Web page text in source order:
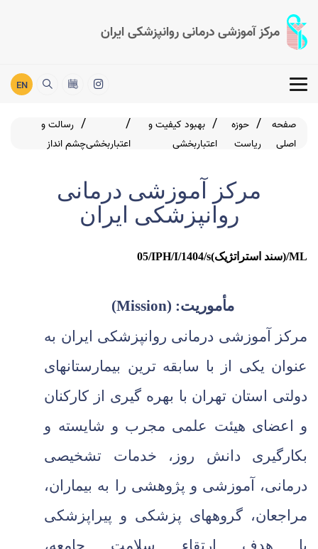
مرکز آموزشی درمانی روانپزشکی ایران
EN
صفحه
اصلی
حوزه
ریاست
بهبود کیفیت و
اعتباربخشی
اعتباربخشی
رسالت و
چشم انداز
مرکز آموزشی درمانی
روانپزشکی ایران
IPH/I/1404/s(سند استراتژیک)/ML/
05
مأموریت: (Mission
)
مرکز آموزشی درمانی روانپزشکی ایران به
عنوان یکی از با سابقه ترین بیمارستانهای
دولتی استان تهران با بهره گیری از کارکنان
و اعضای هیئت علمی مجرب و شایسته و
بکارگیری دانش روز، خدمات تشخیصی
درمانی، آموزشی و پژوهشی را به بیماران،
مراجعان، گروههای پزشکی و پیراپزشکی
با
هدف ارتقاء سلامت جامعه،